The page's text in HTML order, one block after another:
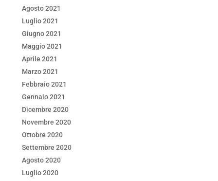
Agosto 2021
Luglio 2021
Giugno 2021
Maggio 2021
Aprile 2021
Marzo 2021
Febbraio 2021
Gennaio 2021
Dicembre 2020
Novembre 2020
Ottobre 2020
Settembre 2020
Agosto 2020
Luglio 2020